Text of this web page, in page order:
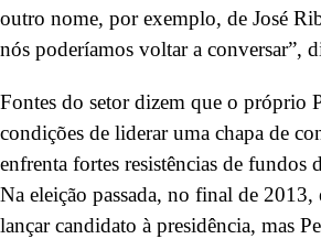
outro nome, por exemplo, de José
nós poderíamos voltar a conversar”,
Fontes do setor dizem que o próprio
condições de liderar uma chapa de
enfrenta fortes resistências de fundos
Na eleição passada, no final de 2013,
lançar candidato à presidência, mas